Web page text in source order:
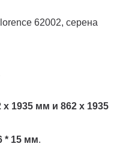
62002, серена
х 1935 мм и 862 х 1935
* 15 мм.